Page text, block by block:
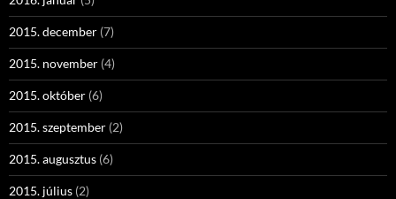
2015. december (7)
2015. november (4)
2015. október (6)
2015. szeptember (2)
2015. augusztus (6)
2015. július (2)